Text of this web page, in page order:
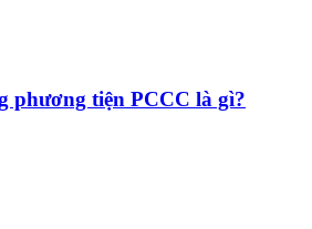
phương tiện PCCC là gì?